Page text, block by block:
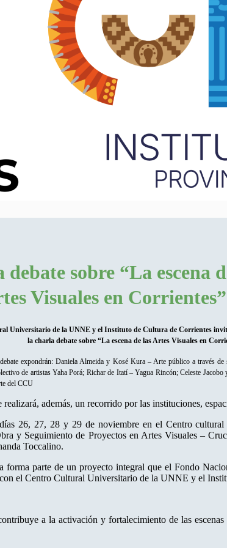
sobre “La escena
Visuales en Corrientes”
Universitario de la UNNE y el Instituto de Cultura de Corrientes
la charla debate sobre “La escena de las Artes Visuales en
expondrán: Daniela Almeida y Kosé Kura – Arte público a través
de artistas Yaha Porá; Richar de Itatí – Yagua Rincón; Celeste
del CCU
realizará, además, un recorrido por las instituciones,
26, 27, 28 y 29 de noviembre en el Centro
y Seguimiento de Proyectos en Artes Visuales –
Toccalino.
forma parte de un proyecto integral que el Fondo
el Centro Cultural Universitario de la UNNE y el
a la activación y fortalecimiento de las